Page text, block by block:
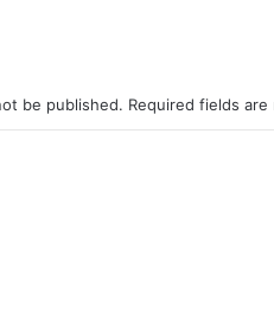
be published. Required fields are